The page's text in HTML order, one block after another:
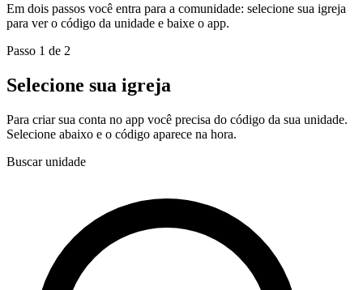
Em dois passos você entra para a comunidade: selecione sua igreja
para ver o código da unidade e baixe o app.
Passo 1 de 2
Selecione sua igreja
Para criar sua conta no app você precisa do código da sua unidade.
Selecione abaixo e o código aparece na hora.
Buscar unidade